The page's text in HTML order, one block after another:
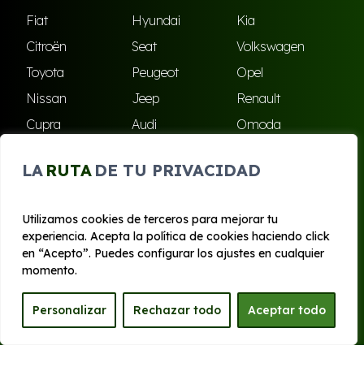
LA RUTA DE TU PRIVACIDAD
Utilizamos cookies de terceros para mejorar tu
experiencia. Acepta la política de cookies haciendo click
en “Acepto”. Puedes configurar los ajustes en cualquier
momento.
Personalizar Rechazar todo Aceptar todo
Fiat Hyundai
Kia
Citroën
Seat
Volkswagen
Toyota
Peugeot
Opel
Nissan
Jeep
Renault
Cupra
Audi
Omoda
Skoda
Ford Todas las marcas
© 2020 - 2026 Bilboko Renting
Aviso legal y Privacidad